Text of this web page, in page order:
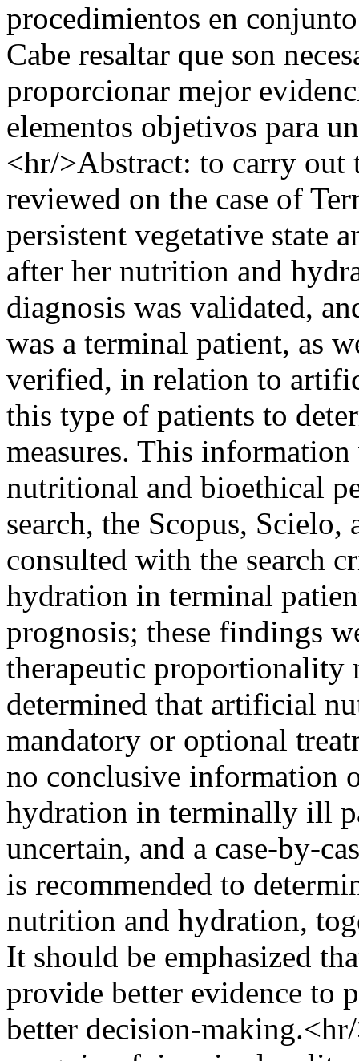
procedimientos en
Cabe resaltar que son
proporcionar mejor
elementos objetivos para
<hr/>Abstract: to carry out
reviewed on the case of
persistent vegetative state
after her nutrition and
diagnosis was validated,
was a terminal patient, as
verified, in relation to
this type of patients to
measures. This
nutritional and bioethical
search, the Scopus, Scielo,
consulted with the search
hydration in terminal
prognosis; these findings
therapeutic proportionality
determined that artificial
mandatory or optional
no conclusive information
hydration in terminally ill
uncertain, and a case-by-
is recommended to
nutrition and hydration,
It should be emphasized
provide better evidence to
better decision-